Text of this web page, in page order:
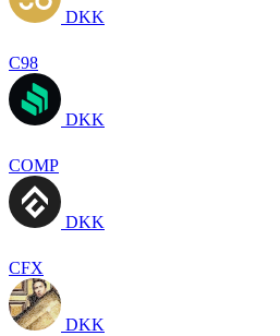
DKK
C98
DKK
COMP
DKK
CFX
DKK